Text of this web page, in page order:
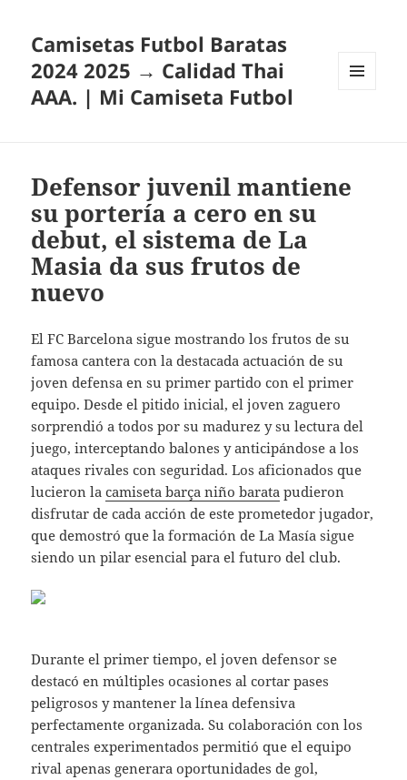
Camisetas Futbol Baratas
2024 2025 → Calidad Thai
AAA. | Mi Camiseta Futbol
Defensor juvenil mantiene
su portería a cero en su
debut, el sistema de La
Masia da sus frutos de
nuevo
El FC Barcelona sigue mostrando los frutos de su
famosa cantera con la destacada actuación de su
joven defensa en su primer partido con el primer
equipo. Desde el pitido inicial, el joven zaguero
sorprendió a todos por su madurez y su lectura del
juego, interceptando balones y anticipándose a los
ataques rivales con seguridad. Los aficionados que
lucieron lacamiseta barça niño barata pudieron
disfrutar de cada acción de este prometedor jugador,
que demostró que la formación de La Masía sigue
siendo un pilar esencial para el futuro del club.
Durante el primer tiempo, el joven defensor se
destacó en múltiples ocasiones al cortar pases
peligrosos y mantener la línea defensiva
perfectamente organizada. Su colaboración con los
centrales experimentados permitió que el equipo
rival apenas generara oportunidades de gol,